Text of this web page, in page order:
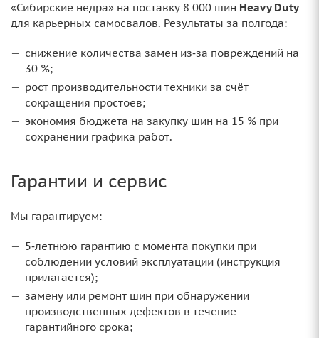
«Сибирские недра» на поставку 8 000 шин Heavy Duty
для карьерных самосвалов. Результаты за полгода:
снижение количества замен из‑за повреждений на
30 %;
рост производительности техники за счёт
сокращения простоев;
экономия бюджета на закупку шин на 15 % при
сохранении графика работ.
Гарантии и сервис
Мы гарантируем:
5‑летнюю гарантию с момента покупки при
соблюдении условий эксплуатации (инструкция
прилагается);
замену или ремонт шин при обнаружении
производственных дефектов в течение
гарантийного срока;